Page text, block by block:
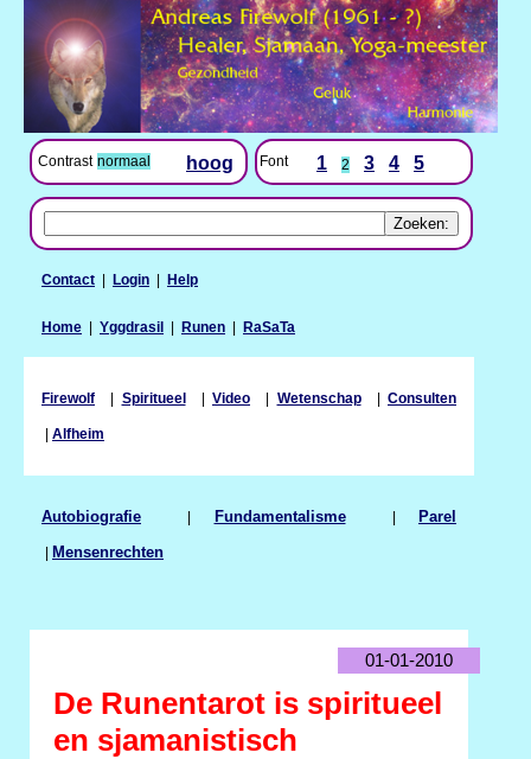
Contrast normaal hoog Font 1 2 3 4 5
Contact | Login | Help
Home | Yggdrasil | Runen | RaSaTa
Firewolf | Spiritueel| Video | Wetenschap| Consulten
| Alfheim
Autobiografie | Fundamentalisme| Parel
| Mensenrechten
01-01-2010
De Runentarot is spiritueel
en sjamanistisch